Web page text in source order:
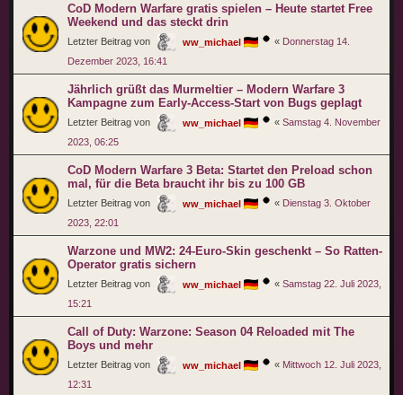
CoD Modern Warfare gratis spielen – Heute startet Free
Weekend und das steckt drin
Letzter Beitrag von ww_michael « Donnerstag 14.
Dezember 2023, 16:41
Jährlich grüßt das Murmeltier – Modern Warfare 3
Kampagne zum Early-Access-Start von Bugs geplagt
Letzter Beitrag von ww_michael « Samstag 4. November
2023, 06:25
CoD Modern Warfare 3 Beta: Startet den Preload schon
mal, für die Beta braucht ihr bis zu 100 GB
Letzter Beitrag von ww_michael « Dienstag 3. Oktober
2023, 22:01
Warzone und MW2: 24-Euro-Skin geschenkt – So Ratten-
Operator gratis sichern
Letzter Beitrag von ww_michael « Samstag 22. Juli 2023,
15:21
Call of Duty: Warzone: Season 04 Reloaded mit The
Boys und mehr
Letzter Beitrag von ww_michael « Mittwoch 12. Juli 2023,
12:31